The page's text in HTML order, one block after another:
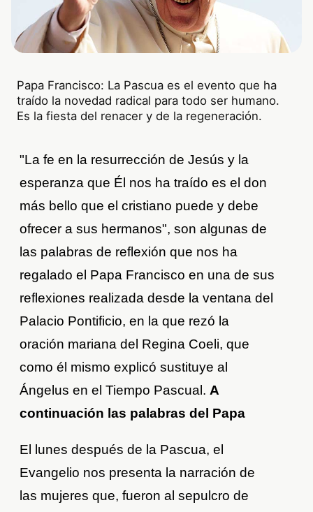
Papa Francisco: La Pascua es el evento que ha
traído la novedad radical para todo ser humano.
Es la fiesta del renacer y de la regeneración.
"La fe en la resurrección de Jesús y la
esperanza que Él nos ha traído es el don
más bello que el cristiano puede y debe
ofrecer a sus hermanos", son algunas de
las palabras de reflexión que nos ha
regalado el Papa Francisco en una de sus
reflexiones realizada desde la ventana del
Palacio Pontificio, en la que rezó la
oración mariana del Regina Coeli, que
como él mismo explicó sustituye al
Ángelus en el Tiempo Pascual. A
continuación las palabras del Papa
El lunes después de la Pascua, el
Evangelio nos presenta la narración de
las mujeres que, fueron al sepulcro de